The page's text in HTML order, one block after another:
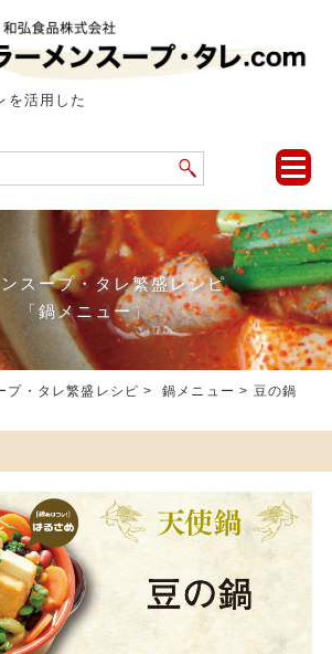
を活用した
toggle
スープ・タレ繁盛レシピ
「鍋メニュー」
プ・タレ繁盛レシピ >鍋メニュー > 豆の鍋